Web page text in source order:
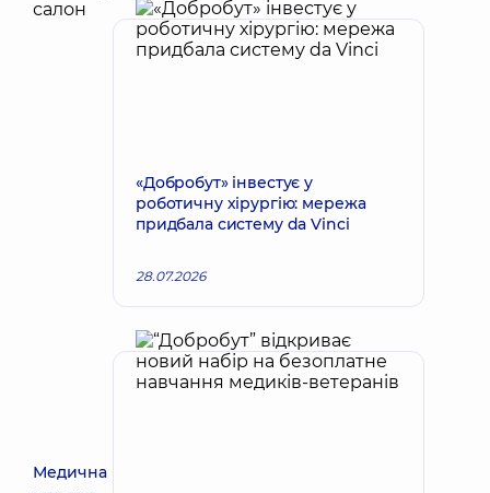
Медична
«Добробут» інвестує у
роботичну хірургію: мережа
придбала систему da Vinci
28.07.2026